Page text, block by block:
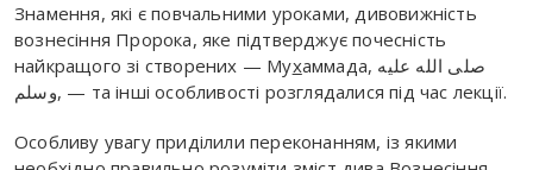
Знамення, які є повчальними уроками, дивовижність
вознесіння Пророка, яке підтверджує почесність
найкращого зі створених — Мух‌аммада, صلى الله عليه
وسلم, — та інші особливості розглядалися під час лекції.
Особливу увагу приділили переконанням, із якими